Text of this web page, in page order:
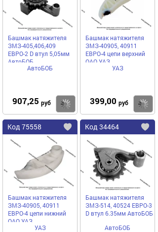
Башмак натяжителя
ЗМЗ-405,406,409
ЕВРО-2 D втул 5,05мм
АвтоБОБ
АвтоБОБ
907,25 руб Купить
Башмак натяжителя
ЗМЗ-40905, 40911
ЕВРО-4 цепи верхний
ОАО УАЗ
УАЗ
399,00 руб
Код 75558
Добавить
избранное
Башмак натяжителя
ЗМЗ-40905, 40911
ЕВРО-4 цепи нижний
ОАО УАЗ
УАЗ
Код 34464
Башмак натяжителя
ЗМЗ-514, 40524 ЕВРО-3
D втул 6.35мм АвтоБОБ
АвтоБОБ